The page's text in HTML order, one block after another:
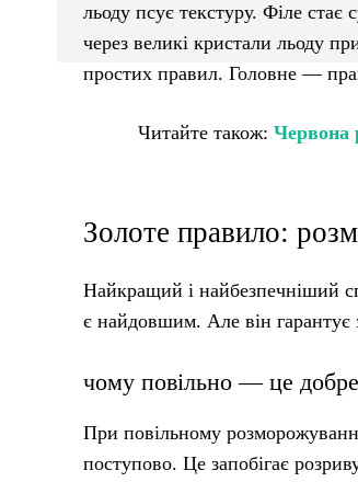
льоду псує текстуру. Філе
через великі кристали льоду
простих правил. Головне —
Читайте також: Червона
Золоте правило:
Найкращий і найбезпечніший
є найдовшим. Але він гарантує
чому повільно — це добре
При повільному
поступово. Це запобігає